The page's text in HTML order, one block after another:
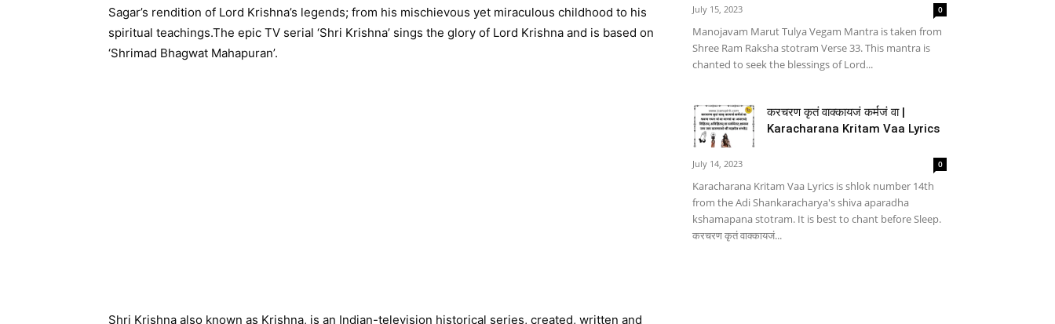
Sagar’s rendition of Lord Krishna’s legends; from his mischievous yet miraculous childhood to his
spiritual teachings.The epic TV serial ‘Shri Krishna’ sings the glory of Lord Krishna and is based on
‘​Shrimad Bhagwat Mahapuran’.
Shri Krishna also known as Krishna, is an Indian-television historical series, created, written and
July 15, 2023 0
Manojavam Marut Tulya Vegam Mantra is taken from
Shree Ram Raksha stotram Verse 33. This mantra is
chanted to seek the blessings of Lord...
करचरण कृतं वाक्कायजं कर्मजं वा |
Karacharana Kritam Vaa Lyrics
July 14, 2023 0
Karacharana Kritam Vaa Lyrics is shlok number 14th
from the Adi Shankaracharya's shiva aparadha
kshamapana stotram. It is best to chant before Sleep.
करचरण कृतं वाक्कायजं...